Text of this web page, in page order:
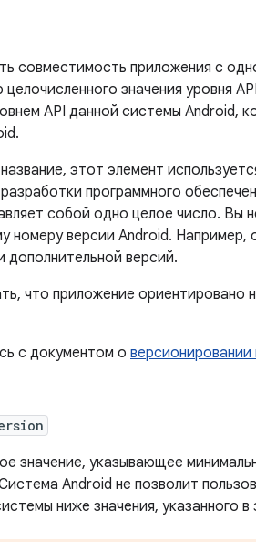
совместимость приложения с
значения уровня
API данной системы Android,
этот элемент
программного
собой одно целое число. Вы
номеру версии Android. Например,
дополнительной версий.
что приложение ориентировано
с документом о
значение, указывающее
Android не позволит
ниже значения, указанного